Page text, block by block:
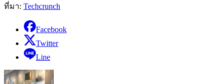
ที่มา: Techcrunch
Facebook
Twitter
Line